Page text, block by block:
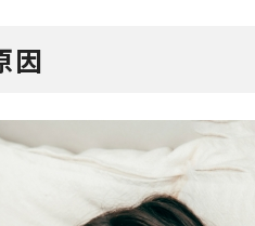
因